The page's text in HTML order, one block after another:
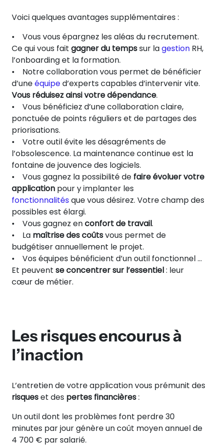
Voici quelques avantages supplémentaires :
• Vous vous épargnez les aléas du recrutement.
Ce qui vous fait gagner du tempssur lagestion RH,
l’onboarding et la formation.
• Notre collaboration vous permet de bénéficier
d’uneéquiped’experts capables d’intervenir vite.
Vous réduisez ainsi votre dépendance.
• Vous bénéficiez d’une collaboration claire,
ponctuée de points réguliers et de partages des
priorisations.
• Votre outil évite les désagréments de
l’obsolescence. La maintenance continue est la
fontaine de jouvence des logiciels.
• Vous gagnez la possibilité de faire évoluer votre
application pour y implanter les
fonctionnalités que vous désirez. Votre champ des
possibles est élargi.
• Vous gagnez enconfort de travail.
• La maîtrise des coûtsvous permet de
budgétiser annuellement le projet.
• Vos équipes bénéficient d’un outil fonctionnel …
Et peuvent se concentrer sur l’essentiel: leur
cœur de métier.
Les risques encourus à
l’inaction
L’entretien de votre application vous prémunit des
risqueset des pertes financières:
Un outil dont les problèmes font perdre 30
minutes par jour génère un coût moyen annuel de
4 700 € par salarié.